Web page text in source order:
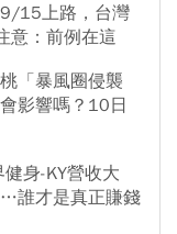
15上路，台灣
意：前例在這
「暴風圈侵襲
影響嗎？10日
身-KY營收大
誰才是真正賺錢